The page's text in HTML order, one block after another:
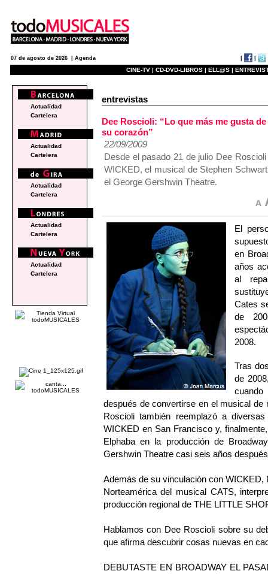
07 de agosto de 2026 | Agenda
CINE-TV | CD-DVD-LIBROS | ELL@S |
entrevistas
Dee Roscioli: “Lo que más me gusta
su corazón”
22/09/2009
Desde el pasado 21 de julio Dee
WICKED, el musical de Stephen
el George Gershwin Theatre.
El
en
años
al
Cates
de
2008.
Tras
de
cuando
después de convertirse en el musical
Roscioli también reemplazó a
WICKED en San Francisco y,
Elphaba en la producción de
Gershwin Theatre casi seis años
Además de su vinculación con WICKED,
Norteamérica del musical CATS,
producción regional de THE LITTLE
Hablamos con Dee Roscioli sobre su
que afirma descubrir cosas nuevas en
DEBUTASTE EN BROADWAY EL
Actualidad
Cartelera
Actualidad
Cartelera
Actualidad
Cartelera
Actualidad
Cartelera
Actualidad
Cartelera